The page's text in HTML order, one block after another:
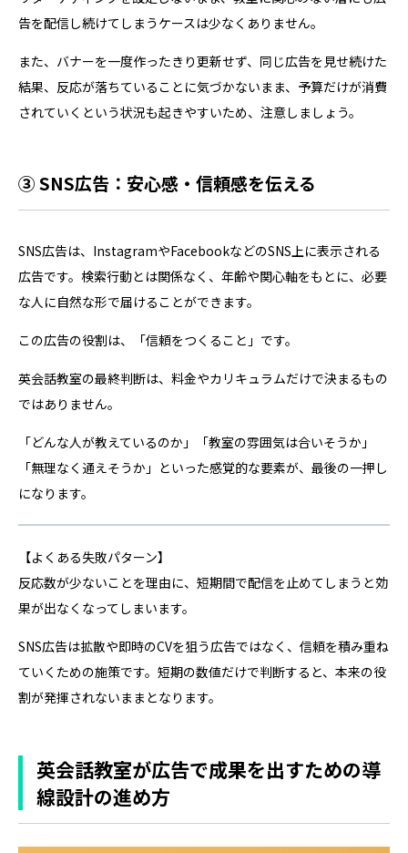
告を配信し続けてしまうケースは少なくありません。
また、バナーを一度作ったきり更新せず、同じ広告を見せ続けた
結果、反応が落ちていることに気づかないまま、予算だけが消費
されていくという状況も起きやすいため、注意しましょう。
③ SNS広告：安心感・信頼感を伝える
SNS広告は、InstagramやFacebookなどのSNS上に表示される
広告です。検索行動とは関係なく、年齢や関心軸をもとに、必要
な人に自然な形で届けることができます。
この広告の役割は、「信頼をつくること」です。
英会話教室の最終判断は、料金やカリキュラムだけで決まるもの
ではありません。
「どんな人が教えているのか」「教室の雰囲気は合いそうか」
「無理なく通えそうか」といった感覚的な要素が、最後の一押し
になります。
【よくある失敗パターン】
反応数が少ないことを理由に、短期間で配信を止めてしまうと効
果が出なくなってしまいます。
SNS広告は拡散や即時のCVを狙う広告ではなく、信頼を積み重ね
ていくための施策です。短期の数値だけで判断すると、本来の役
割が発揮されないままとなります。
英会話教室が広告で成果を出すための導
線設計の進め方